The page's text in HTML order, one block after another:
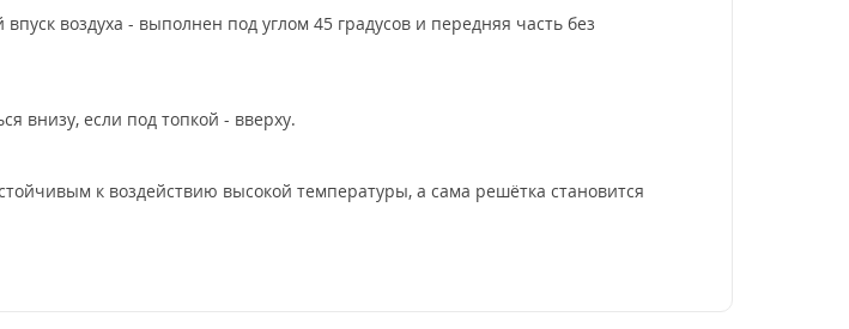
воздуха - выполнен под углом 45 градусов и передняя часть без
внизу, если под топкой - вверху.
к воздействию высокой температуры, а сама решётка становится